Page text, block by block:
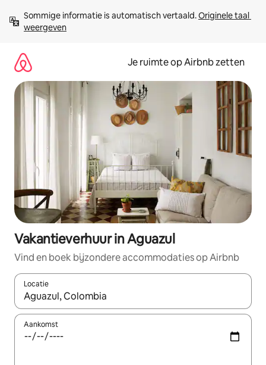
direct
naar
Sommige informatie is automatisch vertaald. Originele taal
weergeven
Je ruimte op Airbnb zetten
Vakantieverhuur in Aguazul
Vind en boek bijzondere accommodaties op Airbnb
Locatie
Wanneer er suggesties beschikbaar zijn, maak je een keuze
Aankomst